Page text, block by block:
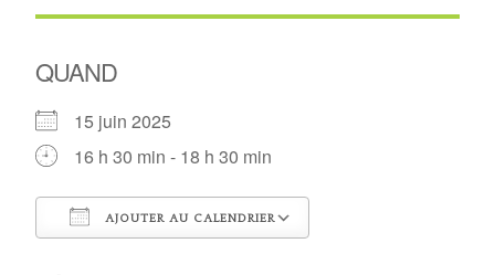
QUAND
15 juin 2025
16 h 30 min - 18 h 30 min
AJOUTER AU CALENDRIER